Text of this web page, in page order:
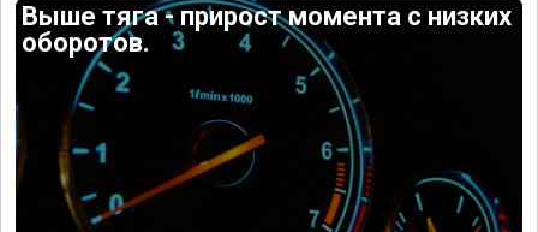
Выше тяга - прирост момента с низких
оборотов.